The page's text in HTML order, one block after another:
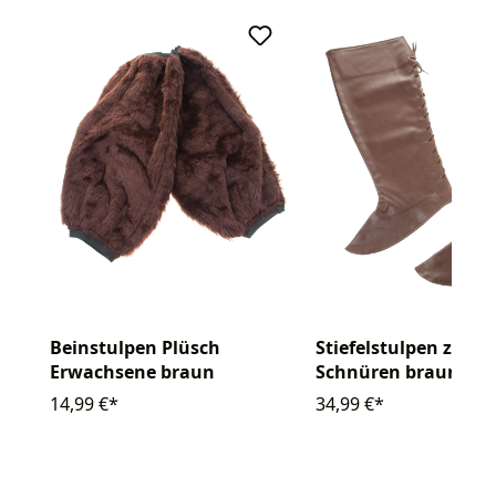
Beinstulpen Plüsch
Erwachsene braun
14,99 €*
Stiefelstulpen zum
Schnüren braun
34,99 €*